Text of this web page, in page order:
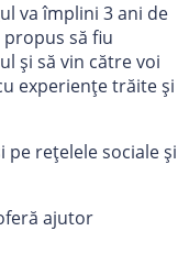
va împlini 3 ani de
să fiu
și să vin către voi
experiențe trăite și
pe rețelele sociale și
ajutor